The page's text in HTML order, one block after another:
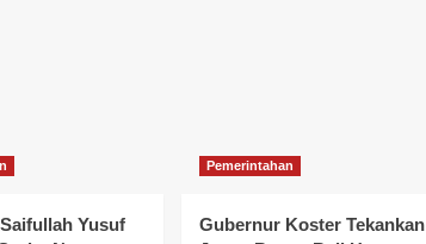
Yusuf
Pemerintahan
Gubernur Koster Tekankan